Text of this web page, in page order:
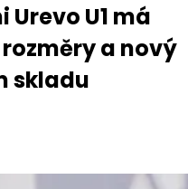
U1 má
a nový
skladu